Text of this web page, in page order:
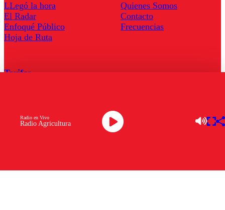
Radio Agricultura
Radio en Vivo
LLegó la hora
El Radar
Enfoqué Público
Hoja de Ruta
Quienes Somos
Contacto
Frecuencias
Tarifas
Descarga la APP